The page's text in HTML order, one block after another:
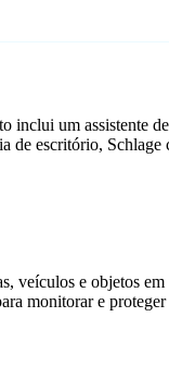
um assistente
de escritório,
e objetos
monitorar e